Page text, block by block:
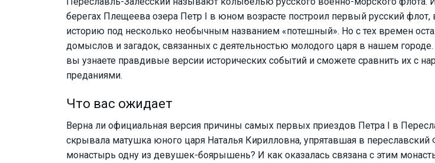
берегах Плещеева озера Петр I в юном возрасте построил первый русский
историю под несколько необычным названием «потешный». Но с тех времен
домыслов и загадок, связанных с деятельностью молодого царя в нашем
вы узнаете правдивые версии исторических событий и сможете сравнить их с
преданиями.
Что вас ожидает
Верна ли официальная версия причины самых первых приездов Петра I в
скрывала матушка юного царя Наталья Кирилловна, упрятавшая в
монастырь одну из девушек-боярышень? И как оказалась связана с этим